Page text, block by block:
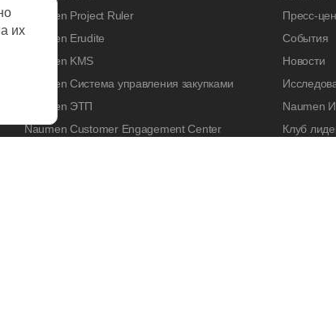
Naumen Project Ruler
Naumen Erudite
Naumen KMS
Naumen Система управления закупками
Naumen ЭТП
Naumen Customer Engagement Center
Пресс-
События
Новости
Naumen
Клуб
их